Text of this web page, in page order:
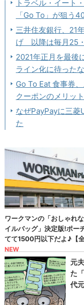
トラベル・イート
「Go To」が狙う
三井住友銀行、21
げ 以降は毎月25
2021年正月を最後
ライン化に待った
Go To Eat 食事券
クーポンのメリット
なぜPayPayに三菱
た